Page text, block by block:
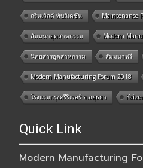
กรีนเวิลด์ พับลิเคชั่น Maintenance
สัมมนาอุตสาหกรรม Modern
นิตยสารอุตสาหกรรม สัมมนาฟรี
Modern Manufacturing Forum 2018
โรงแรมกรุงศรีริเวอร์ จ.อยุธยา
Quick Link
Modern Manufacturing